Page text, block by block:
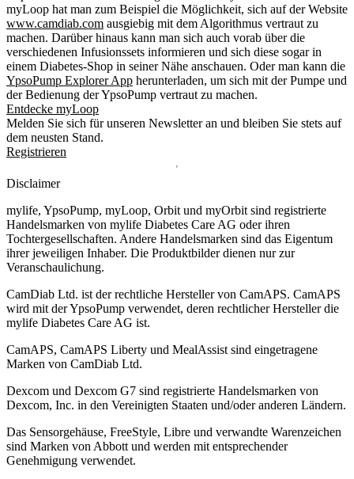
myLoop hat man zum Beispiel die Möglichkeit, sich auf der Website
www.camdiab.com ausgiebig mit dem Algorithmus vertraut zu
machen. Darüber hinaus kann man sich auch vorab über die
verschiedenen Infusionssets informieren und sich diese sogar in
einem Diabetes-Shop in seiner Nähe anschauen. Oder man kann die
YpsoPump Explorer App herunterladen, um sich mit der Pumpe und
der Bedienung der YpsoPump vertraut zu machen.
Entdecke myLoop
Melden Sie sich für unseren Newsletter an und bleiben Sie stets auf
dem neusten Stand.
Registrieren
Disclaimer
mylife, YpsoPump, myLoop, Orbit und myOrbit sind registrierte
Handelsmarken von mylife Diabetes Care AG oder ihren
Tochtergesellschaften. Andere Handelsmarken sind das Eigentum
ihrer jeweiligen Inhaber. Die Produktbilder dienen nur zur
Veranschaulichung.
CamDiab Ltd. ist der rechtliche Hersteller von CamAPS. CamAPS
wird mit der YpsoPump verwendet, deren rechtlicher Hersteller die
mylife Diabetes Care AG ist.
CamAPS, CamAPS Liberty und MealAssist sind eingetragene
Marken von CamDiab Ltd.
Dexcom und Dexcom G7 sind registrierte Handelsmarken von
Dexcom, Inc. in den Vereinigten Staaten und/oder anderen Ländern.
Das Sensorgehäuse, FreeStyle, Libre und verwandte Warenzeichen
sind Marken von Abbott und werden mit entsprechender
Genehmigung verwendet.